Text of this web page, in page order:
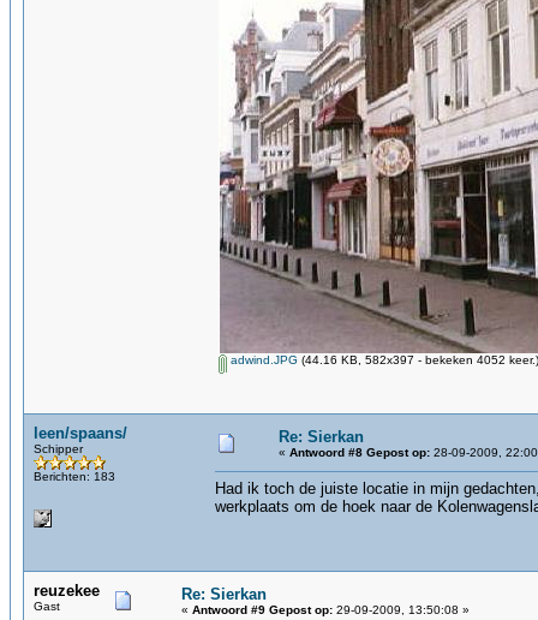
adwind.JPG (44.16 KB, 582x397 - bekeken 4052 keer.)
leen/spaans/
Schipper
Berichten: 183
Re: Sierkan
« Antwoord #8 Gepost op: 28-09-2009,
Had ik toch de juiste locatie in mijn
werkplaats om de hoek naar de
reuzekee
Gast
Re: Sierkan
« Antwoord #9 Gepost op: 29-09-2009, 13:50:08 »